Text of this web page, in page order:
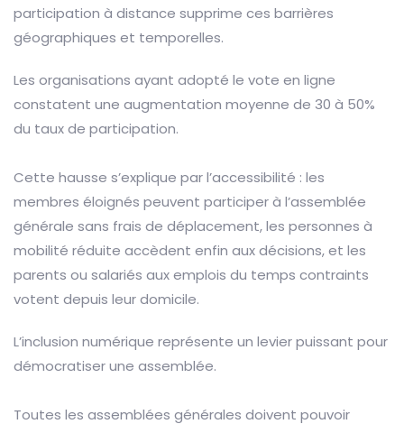
participation à distance supprime ces barrières
géographiques et temporelles.
Les organisations ayant adopté le vote en ligne
constatent une augmentation moyenne de 30 à 50%
du taux de participation.
Cette hausse s’explique par l’accessibilité : les
membres éloignés peuvent participer à l’assemblée
générale sans frais de déplacement, les personnes à
mobilité réduite accèdent enfin aux décisions, et les
parents ou salariés aux emplois du temps contraints
votent depuis leur domicile.
L’inclusion numérique représente un levier puissant pour
démocratiser une assemblée.
Toutes les assemblées générales doivent pouvoir